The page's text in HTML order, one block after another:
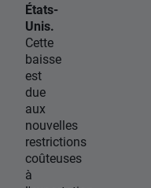
États-
Unis.
Cette
baisse
est
due
aux
nouvelles
restrictions
coûteuses
à